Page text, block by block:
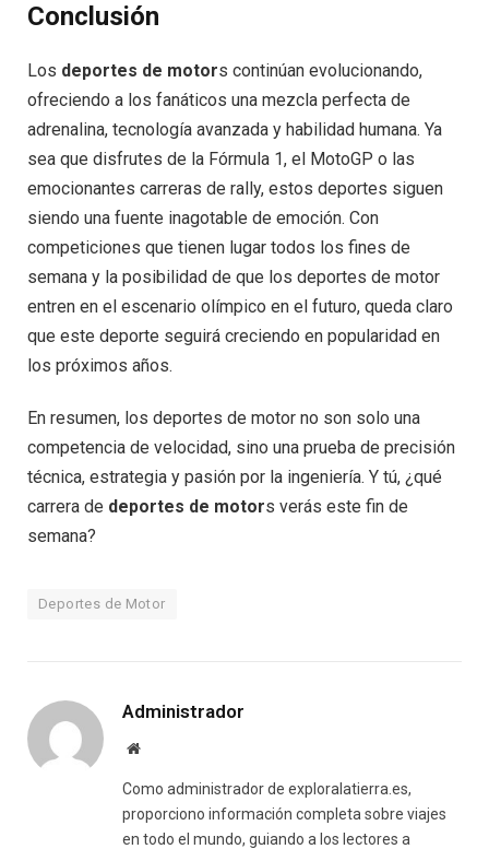
Conclusión
Los deportes de motors continúan evolucionando,
ofreciendo a los fanáticos una mezcla perfecta de
adrenalina, tecnología avanzada y habilidad humana. Ya
sea que disfrutes de la Fórmula 1, el MotoGP o las
emocionantes carreras de rally, estos deportes siguen
siendo una fuente inagotable de emoción. Con
competiciones que tienen lugar todos los fines de
semana y la posibilidad de que los deportes de motor
entren en el escenario olímpico en el futuro, queda claro
que este deporte seguirá creciendo en popularidad en
los próximos años.
En resumen, los deportes de motor no son solo una
competencia de velocidad, sino una prueba de precisión
técnica, estrategia y pasión por la ingeniería. Y tú, ¿qué
carrera de deportes de motors verás este fin de
semana?
Deportes de Motor
Administrador
Website
Como administrador de exploralatierra.es,
proporciono información completa sobre viajes
en todo el mundo, guiando a los lectores a